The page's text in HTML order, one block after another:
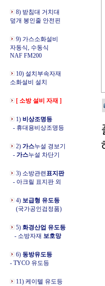
8) 받침대 거치대
덮개 봉인줄 안전핀
9) 가스소화설비
자동식, 수동식
NAF FM200
10) 설치부속자재
소화설비 설치
[ 소방 설비 자재 ]
1) 비상조명등
- 휴대용비상조명등
2) 가스누설 경보기
- 가스누설 차단기
3) 소방관련 표지판
- 아크릴 표지판 외
4) 보급형 유도등
(국가공인검정품)
5) 화경산업 유도등
- 소방자재 보호망
6) 동방유도등
- TYCO 유도등
11) 케이텔 유도등